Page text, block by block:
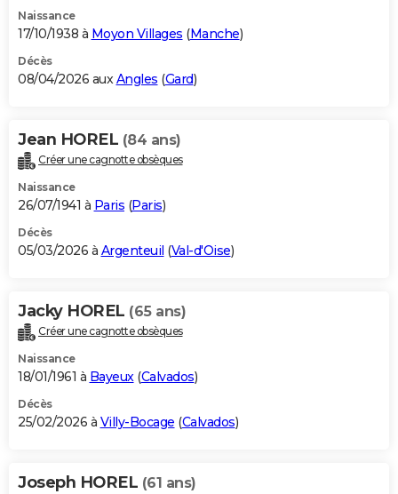
Dictionnaire
Biographies
Citations
Expressions
Proverbes
PROGRAMME TV
S'inscrire
Se connecter
Lycées
Collèges
Primaires
Universités
Entreprises
Service militaire
Avis de recherche
AVIS DE DÉCÈS
Bricolage
Lifestyle
Culture
Sport
Auto
Television
Voyage
Cinema
Naissance
17/10/1938 à Moyon Villages (Manche)
Décès
08/04/2026 auxAngles (Gard)
Jean HOREL (84 ans)
Créer une cagnotte obsèques
Naissance
26/07/1941 à Paris (Paris)
Décès
05/03/2026 à Argenteuil (Val-d'Oise)
Jacky HOREL (65 ans)
Créer une cagnotte obsèques
Naissance
18/01/1961 à Bayeux (Calvados)
Décès
25/02/2026 à Villy-Bocage (Calvados)
Joseph HOREL (61 ans)